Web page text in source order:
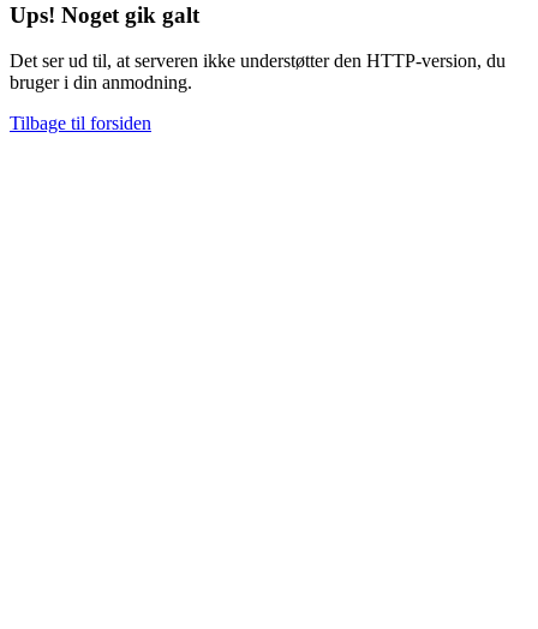
Ups! Noget gik galt
Det ser ud til, at serveren ikke understøtter den HTTP-version, du
bruger i din anmodning.
Tilbage til forsiden